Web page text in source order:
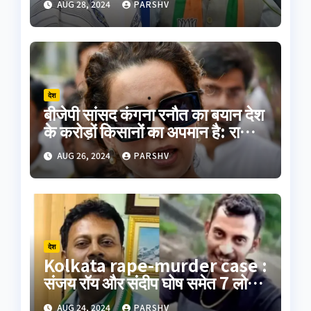
AUG 28, 2024 PARSHV
देश
बीजेपी सांसद कंगना रनौत का बयान देश
के करोड़ों किसानों का अपमान है: राकेश
टिकैत
AUG 26, 2024 PARSHV
देश
Kolkata rape-murder case :
संजय रॉय और संदीप घोष समेत 7 लोगों
का पॉलीग्राफ टेस्ट जारी
AUG 24, 2024 PARSHV